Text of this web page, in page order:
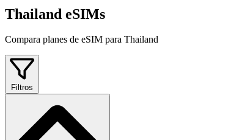
Thailand eSIMs
Compara planes de eSIM para Thailand
Filtros